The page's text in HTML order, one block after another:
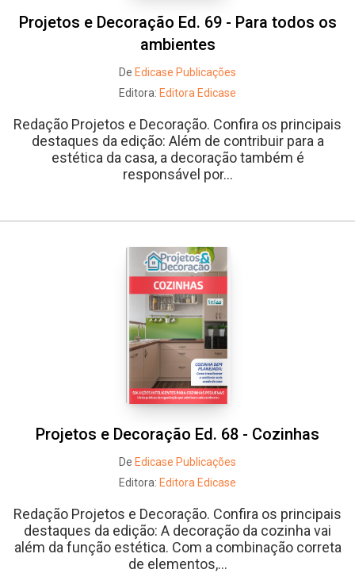
Projetos e Decoração Ed. 69 - Para todos os
ambientes
De Edicase Publicações
Editora: Editora Edicase
Redação Projetos e Decoração. Confira os principais
destaques da edição: Além de contribuir para a
estética da casa, a decoração também é
responsável por...
Projetos e Decoração Ed. 68 - Cozinhas
De Edicase Publicações
Editora: Editora Edicase
Redação Projetos e Decoração. Confira os principais
destaques da edição: A decoração da cozinha vai
além da função estética. Com a combinação correta
de elementos,...